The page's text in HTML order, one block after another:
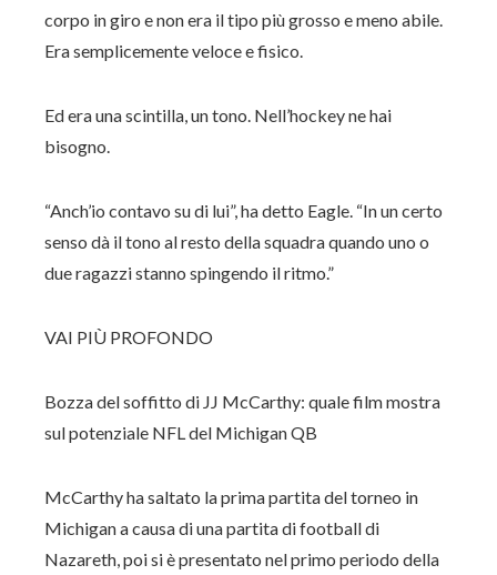
corpo in giro e non era il tipo più grosso e meno abile.
Era semplicemente veloce e fisico.
Ed era una scintilla, un tono. Nell’hockey ne hai
bisogno.
“Anch’io contavo su di lui”, ha detto Eagle. “In un certo
senso dà il tono al resto della squadra quando uno o
due ragazzi stanno spingendo il ritmo.”
VAI PIÙ PROFONDO
Bozza del soffitto di JJ McCarthy: quale film mostra
sul potenziale NFL del Michigan QB
McCarthy ha saltato la prima partita del torneo in
Michigan a causa di una partita di football di
Nazareth, poi si è presentato nel primo periodo della